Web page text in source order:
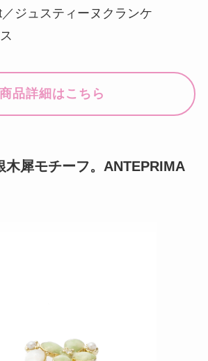
ジュスティーヌクランケ
商品詳細はこちら
木犀モチーフ。ANTEPRIMA